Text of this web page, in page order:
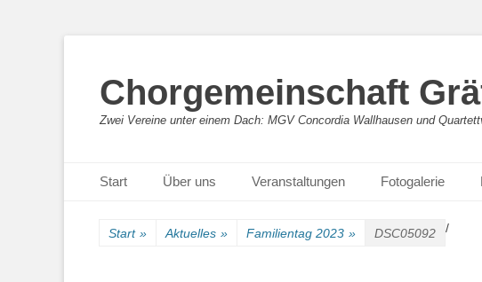
Chorgemeinschaft
Zwei Vereine unter einem Dach: MGV Concordia Wallhausen und
Primäres Menü
Inhalt
Start Über uns Veranstaltungen Fotogalerie
Start » Aktuelles » /
Familientag 2023 » DSC05092